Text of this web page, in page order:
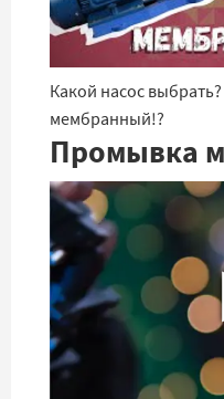
Какой насос
мембранный!?
Промывка